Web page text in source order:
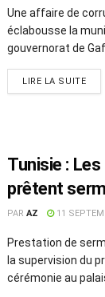
Une affaire de
éclabousse la
gouvernorat de
LIRE LA SUITE
Tunisie :
prêtent
PAR AZ 11
Prestation de
la supervision du
cérémonie au